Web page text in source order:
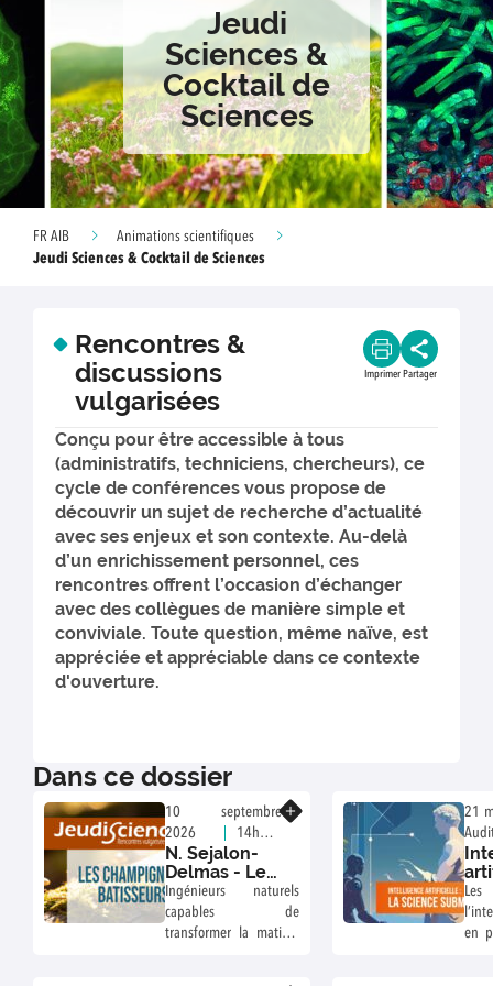
Jeudi
Sciences &
Cocktail de
Sciences
FR AIB
Animations scientifiques
Jeudi Sciences & Cocktail de Sciences
Rencontres &
discussions
vulgarisées
Imprimer Partager
Conçu pour être accessible à tous
(administratifs, techniciens, chercheurs), ce
cycle de conférences vous propose de
découvrir un sujet de recherche d’actualité
avec ses enjeux et son contexte. Au-delà
d’un enrichissement personnel, ces
rencontres offrent l’occasion d’échanger
avec des collègues de manière simple et
conviviale. Toute question, même naïve, est
appréciée et appréciable dans ce contexte
d'ouverture.
Dans ce dossier
10 septembre
2026
14h -
Auditorium Lynn
Margulis - Pôle
AgroBioSciences
N. Sejalon-
Delmas - Les
champignons
bâtisseurs
Ingénieurs naturels
capables de
transformer la matière
21
en